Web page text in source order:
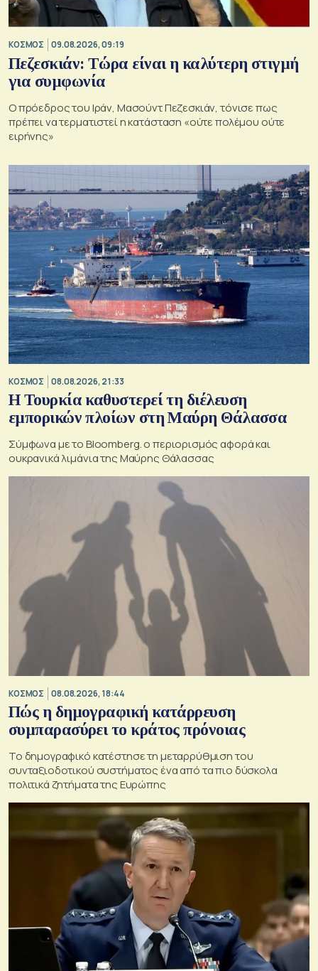
ΚΟΣΜΟΣ 09.08.2026, 09:19
Πεζεσκιάν: Τώρα είναι η καλύτερη στιγμή
για συμφωνία
Ο πρόεδρος του Ιράν, Μασούντ Πεζεσκιάν, τόνισε πως
πρέπει να τερματιστεί η κατάσταση «ούτε πολέμου ούτε
ειρήνης»
ΚΟΣΜΟΣ 08.08.2026, 21:33
Η Τουρκία καθυστερεί τη διέλευση
εμπορικών πλοίων στη Μαύρη Θάλασσα
Σύμφωνα με το Bloomberg. ο περιορισμός αφορά και
ουκρανικά λιμάνια της Μαύρης Θάλασσας
ΚΟΣΜΟΣ 08.08.2026, 18:44
Πώς η δημογραφική κατάρρευση
συμπαρασύρει το κράτος πρόνοιας
Το δημογραφικό κατέστησε τη μεταρρύθμιση του
συνταξιοδοτικού συστήματος ένα από τα πιο δύσκολα
πολιτικά ζητήματα της Ευρώπης